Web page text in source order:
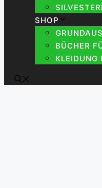
SHOP
BÜCHER
KLEIDUNG